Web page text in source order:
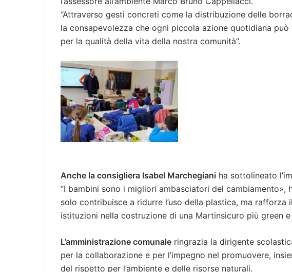
“Attraverso gesti concreti come la distribuzione delle
la consapevolezza che ogni piccola azione quotidiana può
per la qualità della vita della nostra comunità”.
Anche la consigliera Isabel Marchegiani ha sottolineato
“I bambini sono i migliori ambasciatori del cambiamento»,
solo contribuisce a ridurre l’uso della plastica, ma rafforza
istituzioni nella costruzione di una Martinsicuro più green e
L’amministrazione comunale ringrazia la dirigente
per la collaborazione e per l’impegno nel promuovere,
del rispetto per l’ambiente e delle risorse naturali.